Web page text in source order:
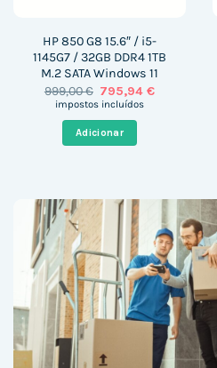
HP 850 G8 15.6″ / i5-
1145G7 / 32GB DDR4 1TB
M.2 SATA Windows 11
999,00€ O
preço
era:
999,00 €.
795,94€O
impostos incluídos
Adicionar